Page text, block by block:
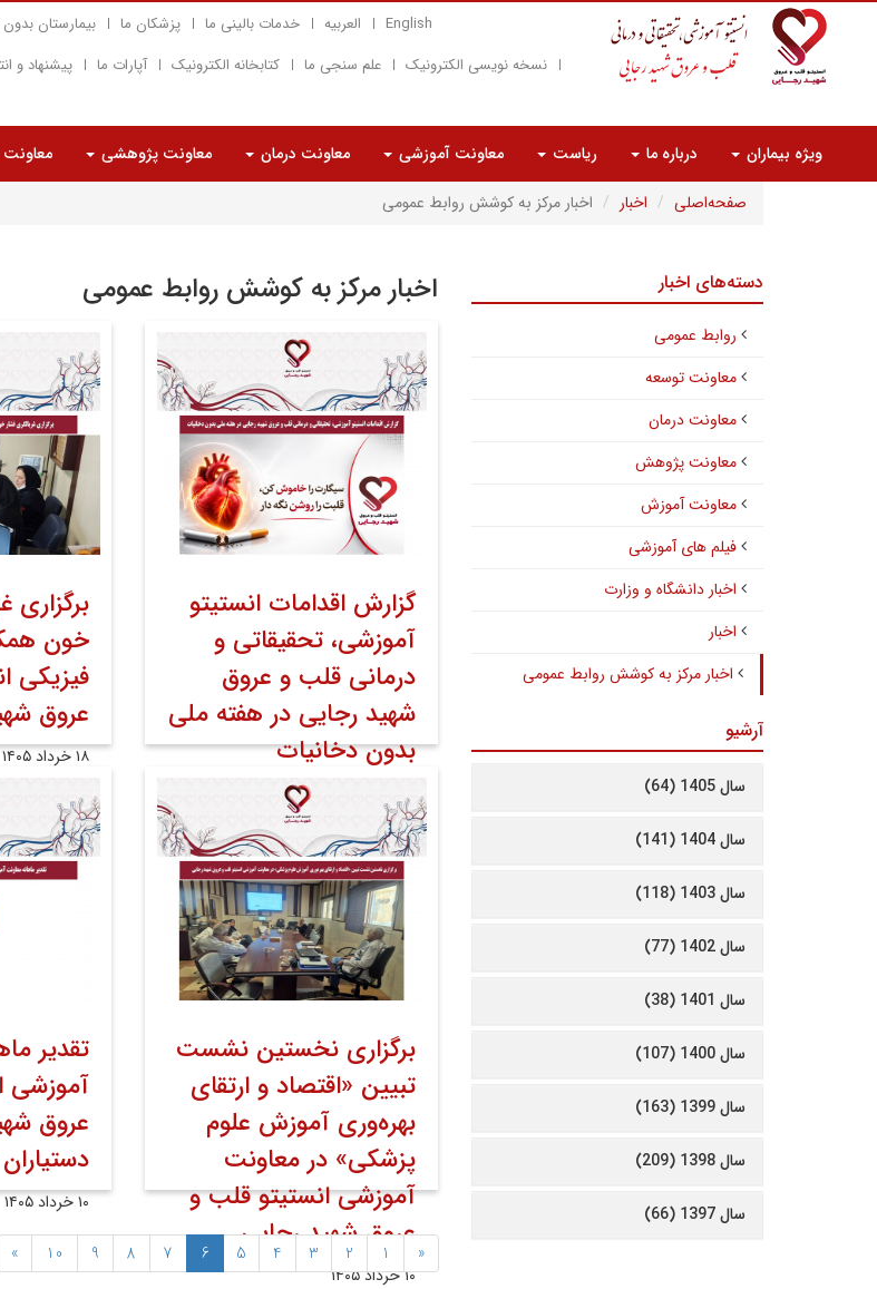
English العربیه خدمات بالینی ما پزشکان ما بیمارستان
نسخه نویسی الکترونیک
علم سنجی ما کتابخانه الکترونیک آپارات ما پیشنهاد و
ویژه بیماران درباره ما ریاست معاونت آموزشی معاونت درمان معاونت پژوهشی
صفحه‌اصلی
اخبار اخبار مرکز به کوشش روابط عمومی
اخبار مرکز به کوشش روابط عمومی
گزارش اقدامات انستیتو
آموزشی، تحقیقاتی و
درمانی قلب و عروق
شهید رجایی در هفته ملی
بدون دخانیات
۱۸ خرداد ۱۴۰۵
برگزاری
خون
فیزیکی
عروق
۱۸ خرداد ۱۴۰۵
برگزاری نخستین نشست
تبیین «اقتصاد و ارتقای
بهره‌وری آموزش علوم
پزشکی» در معاونت
آموزشی انستیتو قلب و
عروق شهید رجایی
۱۰ خرداد ۱۴۰۵
تقدیر
آموزشی
عروق
۱۰ خرداد ۱۴۰۵
«
1
2
3
4
5
6
7
8
9
10
»
دسته‌های اخبار
روابط عمومی
معاونت توسعه
معاونت درمان
معاونت پژوهش
معاونت آموزش
فیلم های آموزشی
اخبار دانشگاه و وزارت
اخبار
اخبار مرکز به کوشش روابط عمومی
آرشیو
سال 1405 (64)
سال 1404 (141)
سال 1403 (118)
سال 1402 (77)
سال 1401 (38)
سال 1400 (107)
سال 1399 (163)
سال 1398 (209)
سال 1397 (66)